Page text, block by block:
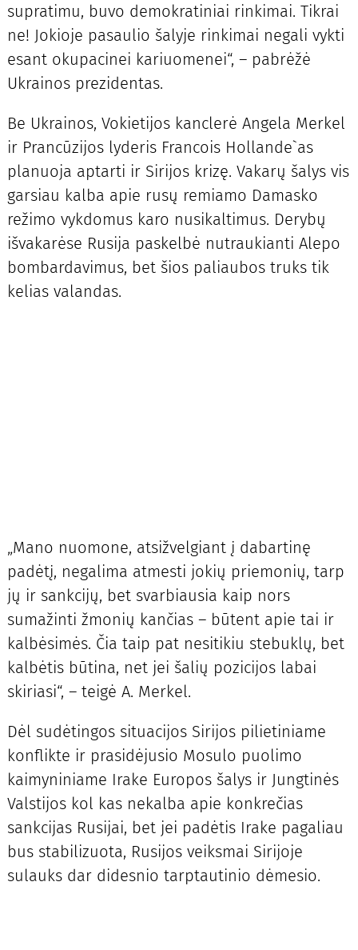
supratimu, buvo demokratiniai rinkimai. Tikrai
ne! Jokioje pasaulio šalyje rinkimai negali vykti
esant okupacinei kariuomenei“, – pabrėžė
Ukrainos prezidentas.
Be Ukrainos, Vokietijos kanclerė Angela Merkel
ir Prancūzijos lyderis Francois Hollande`as
planuoja aptarti ir Sirijos krizę. Vakarų šalys vis
garsiau kalba apie rusų remiamo Damasko
režimo vykdomus karo nusikaltimus. Derybų
išvakarėse Rusija paskelbė nutraukianti Alepo
bombardavimus, bet šios paliaubos truks tik
kelias valandas.
„Mano nuomone, atsižvelgiant į dabartinę
padėtį, negalima atmesti jokių priemonių, tarp
jų ir sankcijų, bet svarbiausia kaip nors
sumažinti žmonių kančias – būtent apie tai ir
kalbėsimės. Čia taip pat nesitikiu stebuklų, bet
kalbėtis būtina, net jei šalių pozicijos labai
skiriasi“, – teigė A. Merkel.
Dėl sudėtingos situacijos Sirijos pilietiniame
konflikte ir prasidėjusio Mosulo puolimo
kaimyniniame Irake Europos šalys ir Jungtinės
Valstijos kol kas nekalba apie konkrečias
sankcijas Rusijai, bet jei padėtis Irake pagaliau
bus stabilizuota, Rusijos veiksmai Sirijoje
sulauks dar didesnio tarptautinio dėmesio.